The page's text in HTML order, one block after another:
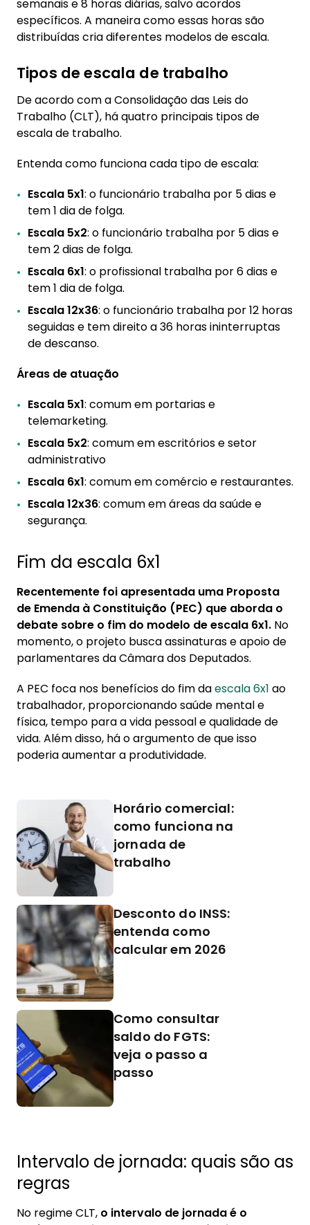
semanais e 8 horas diárias, salvo acordos
específicos. A maneira como essas horas são
distribuídas cria diferentes modelos de escala.
Tipos de escala de trabalho
De acordo com a Consolidação das Leis do
Trabalho (CLT), há quatro principais tipos de
escala de trabalho.
Entenda como funciona cada tipo de escala:
Escala 5x1: o funcionário trabalha por 5 dias e
tem 1 dia de folga.
Escala 5x2: o funcionário trabalha por 5 dias e
tem 2 dias de folga.
Escala 6x1: o profissional trabalha por 6 dias e
tem 1 dia de folga.
Escala 12x36: o funcionário trabalha por 12 horas
seguidas e tem direito a 36 horas ininterruptas
de descanso.
Áreas de atuação
Escala 5x1: comum em portarias e
telemarketing.
Escala 5x2: comum em escritórios e setor
administrativo
Escala 6x1: comum em comércio e restaurantes.
Escala 12x36: comum em áreas da saúde e
segurança.
Fim da escala 6x1
Recentemente foi apresentada uma Proposta
de Emenda à Constituição (PEC) que aborda o
debate sobre o fim do modelo de escala 6x1. No
momento, o projeto busca assinaturas e apoio de
parlamentares da Câmara dos Deputados.
A PEC foca nos benefícios do fim daescala 6x1 ao
trabalhador, proporcionando saúde mental e
física, tempo para a vida pessoal e qualidade de
vida. Além disso, há o argumento de que isso
poderia aumentar a produtividade.
Horário comercial:
como funciona na
jornada de
trabalho
Desconto do INSS:
entenda como
calcular em 2026
Como consultar
saldo do FGTS:
veja o passo a
passo
Intervalo de jornada: quais são as
regras
No regime CLT, o intervalo de jornada é o